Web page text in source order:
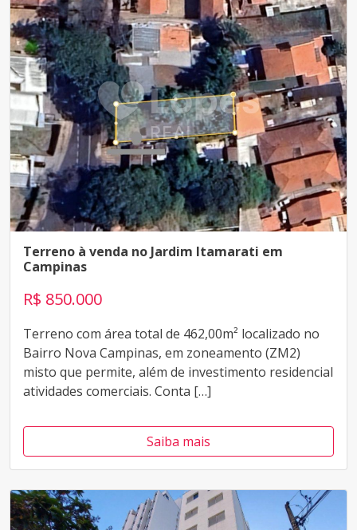
Terreno à venda no Jardim Itamarati em
Campinas
R$ 850.000
Terreno com área total de 462,00m² localizado no
Bairro Nova Campinas, em zoneamento (ZM2)
misto que permite, além de investimento residencial
atividades comerciais. Conta […]
Saiba mais